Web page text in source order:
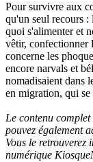
Pour survivre aux
qu'un seul recours
quoi s'alimenter et
vêtir, confectionner
concerne les
encore narvals et
nomadisaient dans
en migration, qui
Le contenu complet
pouvez également
Vous le retrouverez
numérique